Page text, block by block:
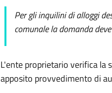
Per gli inquilini di alloggi
comunale la domanda
L'ente proprietario verifica la
apposito provvedimento di